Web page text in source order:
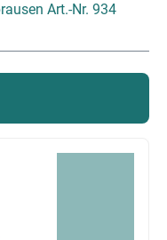
Art.-Nr. 934